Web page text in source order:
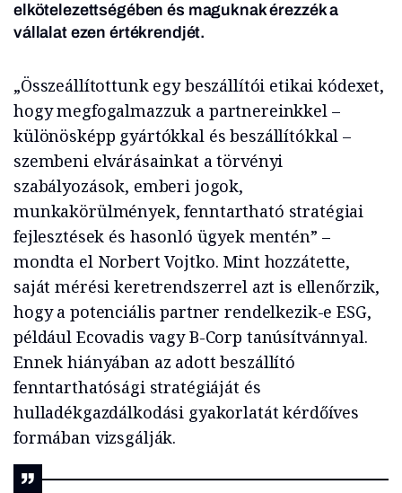
elkötelezettségében és maguknak érezzék a
vállalat ezen értékrendjét.
„Összeállítottunk egy beszállítói etikai kódexet,
hogy megfogalmazzuk a partnereinkkel –
különösképp gyártókkal és beszállítókkal –
szembeni elvárásainkat a törvényi
szabályozások, emberi jogok,
munkakörülmények, fenntartható stratégiai
fejlesztések és hasonló ügyek mentén” –
mondta el Norbert Vojtko. Mint hozzátette,
saját mérési keretrendszerrel azt is ellenőrzik,
hogy a potenciális partner rendelkezik-e ESG,
például Ecovadis vagy B-Corp tanúsítvánnyal.
Ennek hiányában az adott beszállító
fenntarthatósági stratégiáját és
hulladékgazdálkodási gyakorlatát kérdőíves
formában vizsgálják.